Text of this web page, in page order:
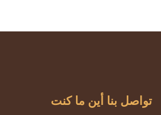
تواصل بنا أين ما كنت